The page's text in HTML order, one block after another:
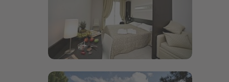
Bildergalerie öffnen